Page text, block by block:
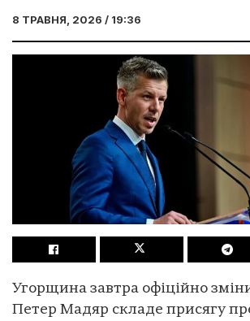
8 ТРАВНЯ, 2026 / 19:36
Угорщина завтра офіційно
Петер Мадяр складе присягу